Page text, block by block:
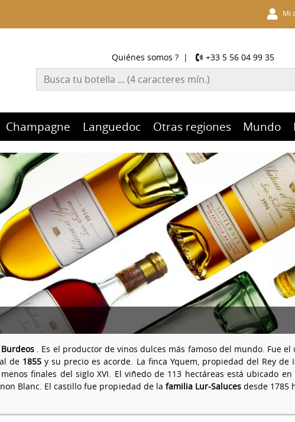
Mi
Quiénes somos ?| +33 5 56 04 99 35
Champagne Languedoc Otras regiones Mundo
Burdeos . Es el productor de vinos dulces más famoso del mundo. Fue
de 1855y su precio es acorde. La finca Yquem, propiedad del Rey
finales del siglo XVI. El viñedo de 113 hectáreas está ubicado
Blanc. El castillo fue propiedad de la familia Lur-Salucesdesde 1785